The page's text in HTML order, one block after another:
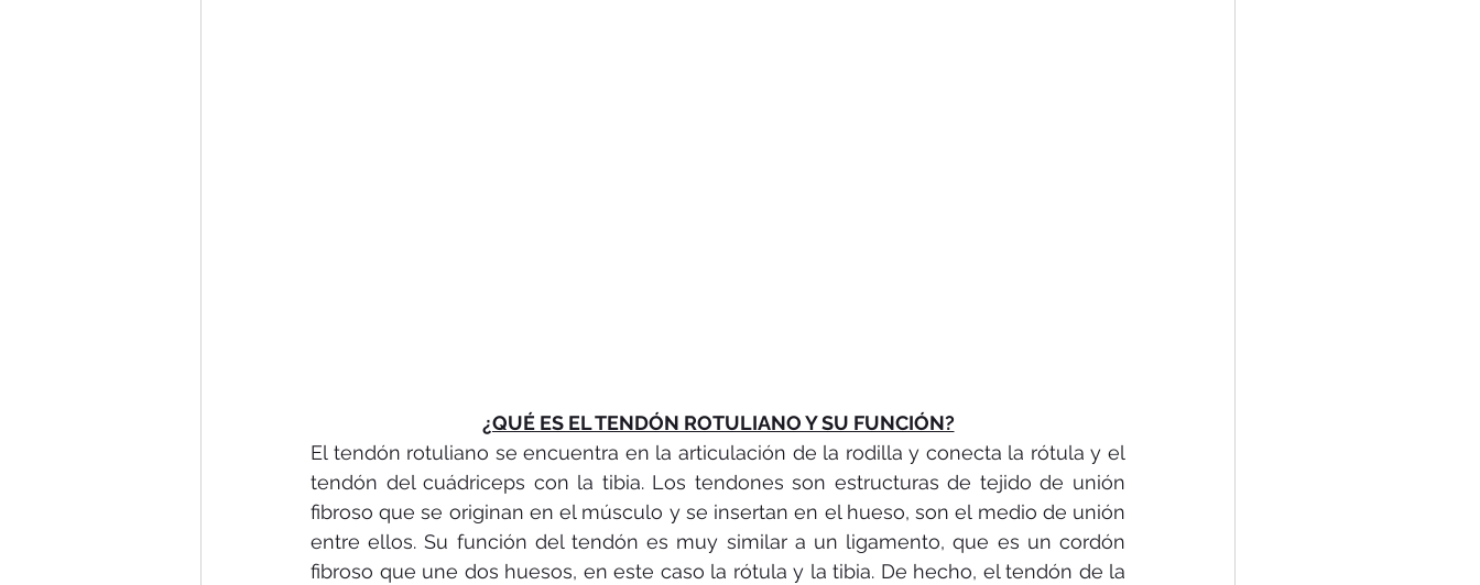
¿QUÉ ES EL TENDÓN ROTULIANO Y SU FUNCIÓN?
El tendón rotuliano se encuentra en la articulación de la rodilla y conecta la rótula y el
tendón del cuádriceps con la tibia. Los tendones son estructuras de tejido de unión
fibroso que se originan en el músculo y se insertan en el hueso, son el medio de unión
entre ellos. Su función del tendón es muy similar a un ligamento, que es un cordón
fibroso que une dos huesos, en este caso la rótula y la tibia. De hecho, el tendón de la